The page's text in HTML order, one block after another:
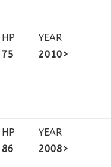
HP
75
YEAR
2010>
HP
86
YEAR
2008>